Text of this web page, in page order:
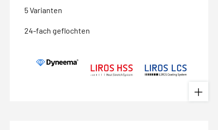
5 Varianten
24-fach geflochten